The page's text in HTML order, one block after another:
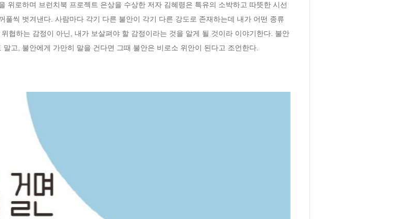
위로하며 브런치북 프로젝트 은상을 수상한 저자 김혜령은 특유의 소박하고 따뜻한 시선
풀씩 벗겨낸다. 사람마다 각기 다른 불안이 각기 다른 강도로 존재하는데 내가 어떤 종류
협하는 감정이 아닌, 내가 보살펴야 할 감정이라는 것을 알게 될 것이라 이야기한다. 불안
고, 불안에게 가만히 말을 건다면 그때 불안은 비로소 위안이 된다고 조언한다.